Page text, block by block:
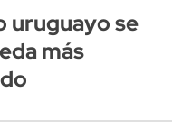
uruguayo se
más